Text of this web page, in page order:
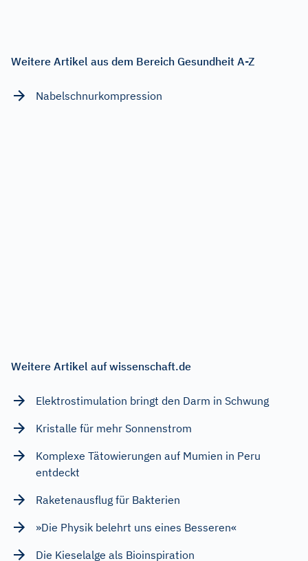
Weitere Artikel aus dem Bereich Gesundheit A-Z
Nabelschnurkompression
Weitere Artikel auf wissenschaft.de
Elektrostimulation bringt den Darm in Schwung
Kristalle für mehr Sonnenstrom
Komplexe Tätowierungen auf Mumien in Peru
entdeckt
Raketenausflug für Bakterien
»Die Physik belehrt uns eines Besseren«
Die Kieselalge als Bioinspiration